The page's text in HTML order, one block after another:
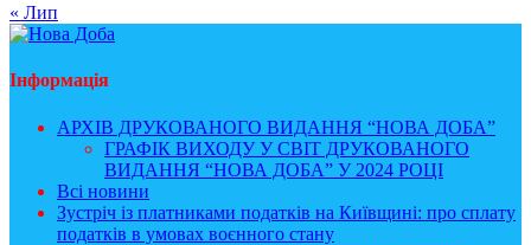
« Лип
Інформація
АРХІВ ДРУКОВАНОГО ВИДАННЯ “НОВА ДОБА”
ГРАФІК ВИХОДУ У СВІТ ДРУКОВАНОГО
ВИДАННЯ “НОВА ДОБА” У 2024 РОЦІ
Всі новини
Зустріч із платниками податків на Київщині: про сплату
податків в умовах воєнного стану